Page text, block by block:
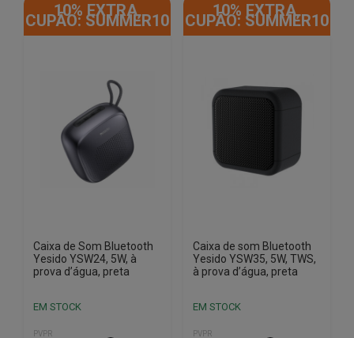
10% EXTRA,
CUPÃO: SUMMER10
Caixa de Som Bluetooth
Yesido YSW24, 5W, à
prova d’água, preta
EM STOCK
PVPR
10% EXTRA,
CUPÃO: SUMMER10
Caixa de som Bluetooth
Yesido YSW35, 5W, TWS,
à prova d’água, preta
EM STOCK
PVPR